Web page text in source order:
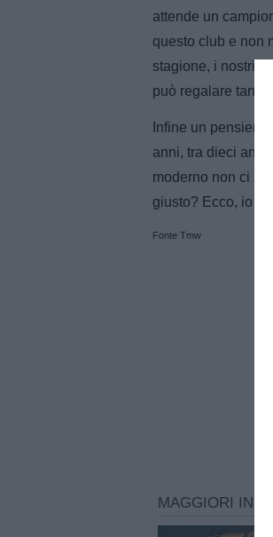
attende un
questo club e non
stagione, i nostri
può regalare tanti
Infine un pensiero
anni, tra dieci
moderno non ci
giusto? Ecco, io
Fonte Tmw